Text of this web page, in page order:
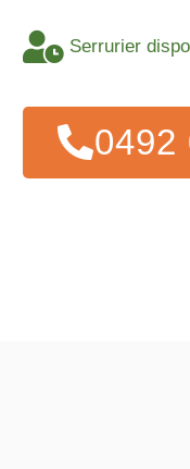
Serrurier
0492